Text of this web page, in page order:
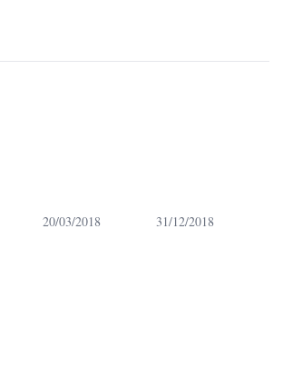
20/03/2018 31/12/2018